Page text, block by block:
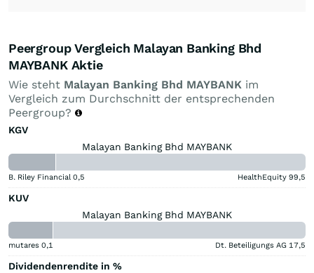
Peergroup Vergleich Malayan Banking Bhd
MAYBANK Aktie
Wie steht Malayan Banking Bhd MAYBANK im
Vergleich zum Durchschnitt der entsprechenden
Peergroup?
KGV
Malayan Banking Bhd MAYBANK
B. Riley Financial 0,5 HealthEquity 99,5
KUV
Malayan Banking Bhd MAYBANK
mutares 0,1 Dt. Beteiligungs AG 17,5
Dividendenrendite in %